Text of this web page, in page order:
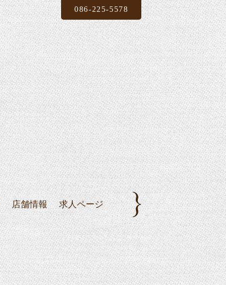
086-225-5578
店舗情報 求人ページ